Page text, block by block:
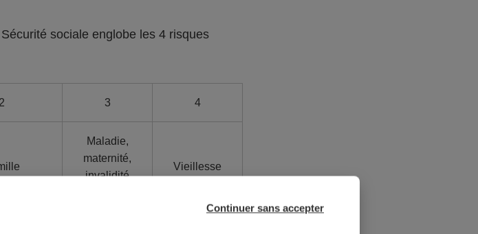
sociale englobe les 4 risques
2 3 4
Maladie,
maternité,
invalidité
Vieillesse
Continuer sans accepter